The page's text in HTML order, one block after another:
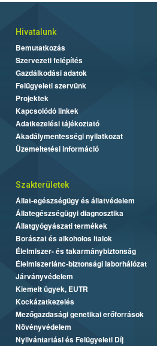
Hivatalunk
Bemutatkozás
Szervezeti felépítés
Gazdálkodási adatok
Felügyeleti szervünk
Projektek
Kapcsolódó linkek
Adatkezelési tájékoztató
Akadálymentességi nyilatkozat
Üzemeltetési információ
Szakterületek
Állat-egészségügy és állatvédelem
Állategészségügyi diagnosztika
Állatgyógyászati termékek
Borászat és alkoholos italok
Élelmiszer- és takarmánybiztonság
Élelmiszerlánc-biztonsági laborhálózat
Járványvédelem
Kiemelt ügyek, EUTR
Kockázatkezelés
Mezőgazdasági genetikai erőforrások
Növényvédelem
Nyilvántartási és Felügyeleti Díj